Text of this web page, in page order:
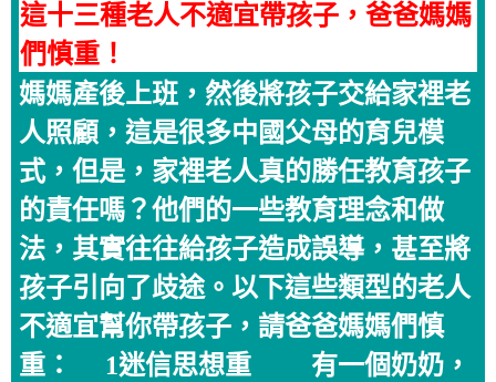
這十三種老人不適宜帶孩子，爸爸媽媽
們慎重！
媽媽產後上班，然後將孩子交給家裡老
人照顧，這是很多中國父母的育兒模
式，但是，家裡老人真的勝任教育孩子
的責任嗎？他們的一些教育理念和做
法，其實往往給孩子造成誤導，甚至將
孩子引向了歧途。以下這些類型的老人
不適宜幫你帶孩子，請爸爸媽媽們慎
重： 1迷信思想重 有一個奶奶，